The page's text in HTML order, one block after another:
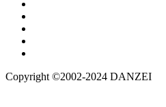
Copyright ©2002-2024 DANZEI